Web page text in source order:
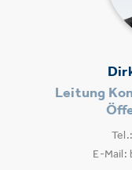
Leitung
E-Mail: